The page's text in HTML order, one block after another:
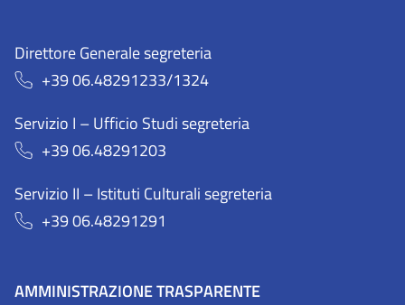
Direttore Generale segreteria
+39 06.48291233/1324
Servizio I – Ufficio Studi segreteria
+39 06.48291203
Servizio II – Istituti Culturali segreteria
+39 06.48291291
AMMINISTRAZIONE TRASPARENTE